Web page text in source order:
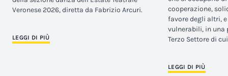
Veronese 2026, diretta da Fabrizio Arcuri.
LEGGI DI PIÙ
cooperazione,
favore degli altri,
vulnerabili, in una
Terzo Settore di
LEGGI DI PIÙ